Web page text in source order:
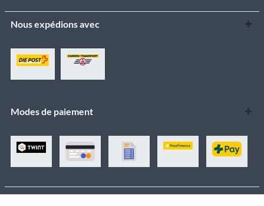
Nous expédions avec
Modes de paiement